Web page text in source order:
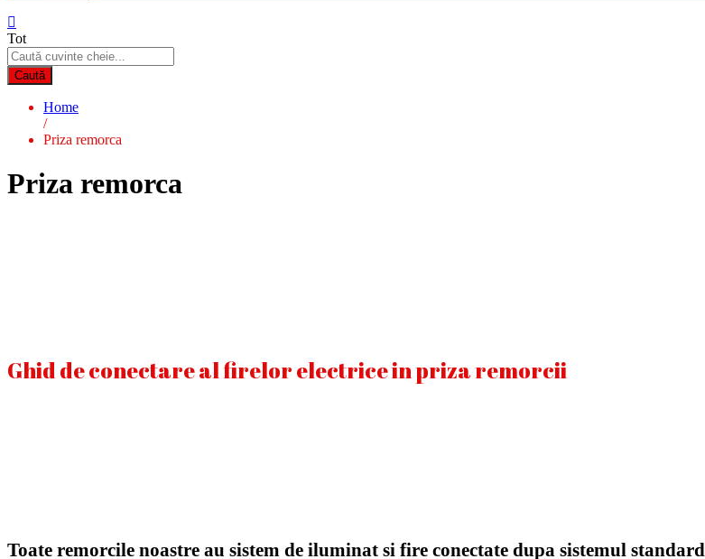
Tot
Caută
Home
/
Priza remorca
Priza remorca
Ghid de conectare al firelor electrice in priza remorcii
Toate remorcile noastre au sistem de iluminat si fire conectate dupa sistemul standard